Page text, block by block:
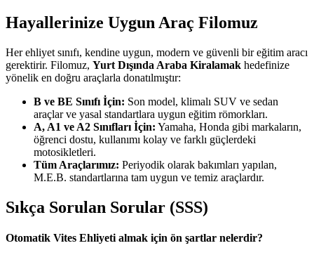
Hayallerinize Uygun Araç Filomuz
Her ehliyet sınıfı, kendine uygun, modern ve güvenli bir eğitim aracı
gerektirir. Filomuz, Yurt Dışında Araba Kiralamak hedefinize
yönelik en doğru araçlarla donatılmıştır:
B ve BE Sınıfı İçin: Son model, klimalı SUV ve sedan
araçlar ve yasal standartlara uygun eğitim römorkları.
A, A1 ve A2 Sınıfları İçin: Yamaha, Honda gibi markaların,
öğrenci dostu, kullanımı kolay ve farklı güçlerdeki
motosikletleri.
Tüm Araçlarımız: Periyodik olarak bakımları yapılan,
M.E.B. standartlarına tam uygun ve temiz araçlardır.
Sıkça Sorulan Sorular (SSS)
Otomatik Vites Ehliyeti almak için ön şartlar nelerdir?